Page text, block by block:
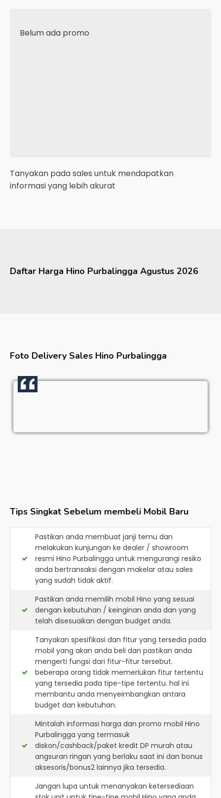
Belum ada promo
Tanyakan pada sales untuk mendapatkan
informasi yang lebih akurat
Daftar Harga Hino Purbalingga Agustus 2026
Foto Delivery Sales Hino Purbalingga
Tips Singkat Sebelum membeli Mobil Baru
Pastikan anda membuat janji temu dan
melakukan kunjungan ke dealer / showroom
resmi Hino Purbalingga untuk mengurangi resiko
anda bertransaksi dengan makelar atau sales
yang sudah tidak aktif.
Pastikan anda memilih mobil Hino yang sesuai
dengan kebutuhan / keinginan anda dan yang
telah disesuaikan dengan budget anda.
Tanyakan spesifikasi dan fitur yang tersedia pada
mobil yang akan anda beli dan pastikan anda
mengerti fungsi dari fitur-fitur tersebut.
beberapa orang tidak memerlukan fitur tertentu
yang tersedia pada tipe-tipe tertentu. hal ini
membantu anda menyeimbangkan antara
budget dan kebutuhan.
Mintalah informasi harga dan promo mobil Hino
Purbalingga yang termasuk
diskon/cashback/paket kredit DP murah atau
angsuran ringan yang berlaku saat ini dan bonus
aksesoris/bonus2 lainnya jika tersedia.
Jangan lupa untuk menanyakan ketersediaan